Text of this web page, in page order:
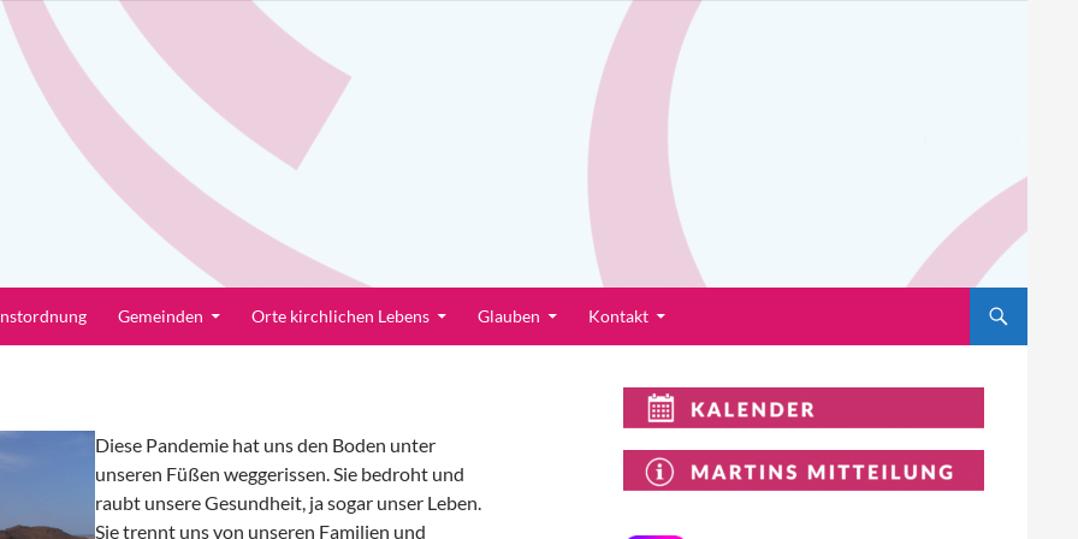
Gemeinden Orte kirchlichen Lebens Glauben Kontakt
Diese Pandemie hat uns den Boden unter
unseren Füßen weggerissen. Sie bedroht und
raubt unsere Gesundheit, ja sogar unser Leben.
Sie trennt uns von unseren Familien und